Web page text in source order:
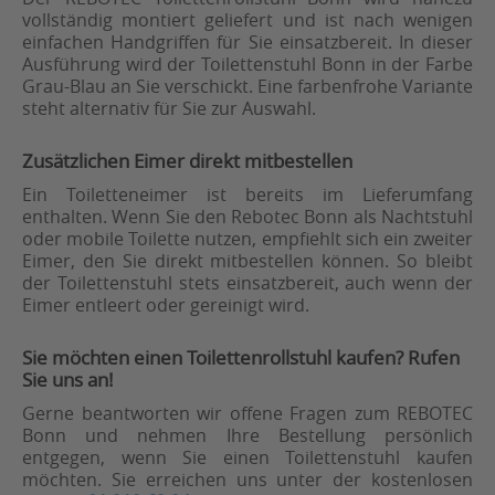
vollständig montiert geliefert und ist nach wenigen
einfachen Handgriffen für Sie einsatzbereit. In dieser
Ausführung wird der Toilettenstuhl Bonn in der Farbe
Grau-Blau an Sie verschickt. Eine farbenfrohe Variante
steht alternativ für Sie zur Auswahl.
Zusätzlichen Eimer direkt mitbestellen
Ein Toiletteneimer ist bereits im Lieferumfang
enthalten. Wenn Sie den Rebotec Bonn als Nachtstuhl
oder mobile Toilette nutzen, empfiehlt sich ein zweiter
Eimer, den Sie direkt mitbestellen können. So bleibt
der Toilettenstuhl stets einsatzbereit, auch wenn der
Eimer entleert oder gereinigt wird.
Sie möchten einen Toilettenrollstuhl kaufen? Rufen
Sie uns an!
Gerne beantworten wir offene Fragen zum REBOTEC
Bonn und nehmen Ihre Bestellung persönlich
entgegen, wenn Sie einen Toilettenstuhl kaufen
möchten. Sie erreichen uns unter der kostenlosen